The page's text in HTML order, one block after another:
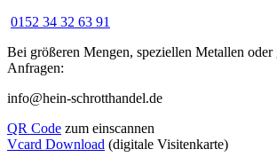
0152 34 32 63 91
Bei größeren Mengen, speziellen Metallen oder
Anfragen:
info@hein-schrotthandel.de
QR Code zum einscannen
Vcard Download (digitale Visitenkarte)